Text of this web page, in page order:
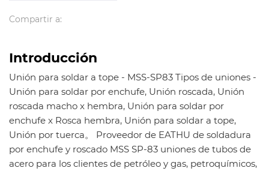
cabeza hexagonal, niple de estampación, unión, weldolet,
Estándar: ANSI B16.11, EN10241, BS3799, JIS B2316, MSS SP-
83, MSS SP-79;
Tratamiento superficial: chorro de arena, aceite
antioxidante, galvanizado, pulido, negro.
Espesor de pared: SCH5S, SCH10S, SCH10, SCH40S, STD, XS,
XXS, SCH20, SCH30, SCH40, SCH60, SCH80, SCH160, XXS y
etc.
Compartir a:
Introducción
Unión para soldar a tope - MSS-SP83 Tipos de uniones -
Unión para soldar por enchufe, Unión roscada, Unión
roscada macho x hembra, Unión para soldar por
enchufe x Rosca hembra, Unión para soldar a tope,
Unión por tuerca。 Proveedor de EATHU de soldadura
por enchufe y roscado MSS SP-83 uniones de tubos de
acero para los clientes de petróleo y gas, petroquímicos,